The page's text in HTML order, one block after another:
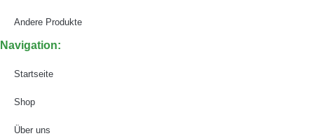
Andere Produkte
Navigation:
Startseite
Shop
Über uns